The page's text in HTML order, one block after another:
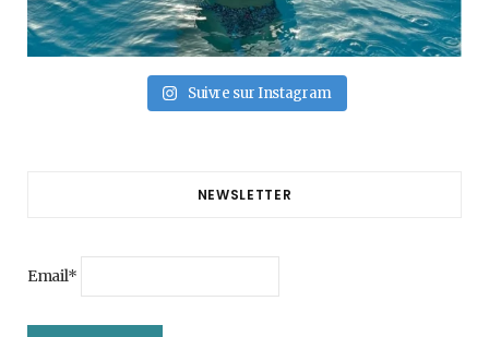
Suivre sur Instagram
NEWSLETTER
Email*